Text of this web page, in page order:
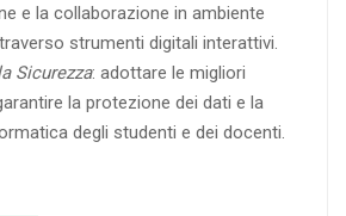
e la collaborazione in ambiente
strumenti digitali interattivi.
Sicurezza: adottare le migliori
la protezione dei dati e la
degli studenti e dei docenti.